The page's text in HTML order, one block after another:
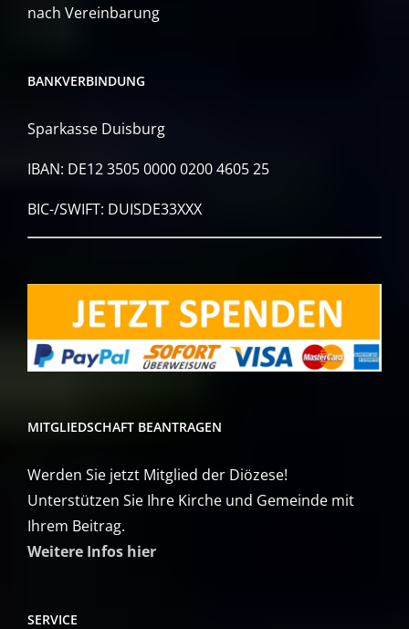
nach Vereinbarung
BANKVERBINDUNG
Sparkasse Duisburg
IBAN: DE12 3505 0000 0200 4605 25
BIC-/SWIFT: DUISDE33XXX
MITGLIEDSCHAFT BEANTRAGEN
Werden Sie jetzt Mitglied der Diözese!
Unterstützen Sie Ihre Kirche und Gemeinde mit
Ihrem Beitrag.
Weitere Infos hier
SERVICE